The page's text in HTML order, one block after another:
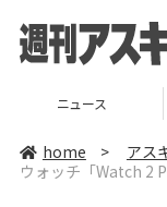
ニュース
home > アス
ウォッチ「Watch 2